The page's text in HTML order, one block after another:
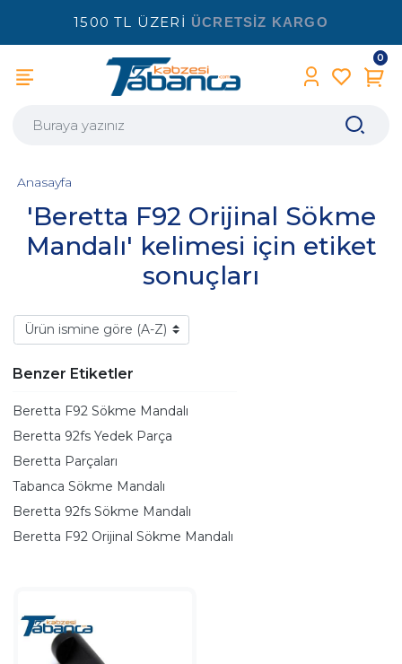
1500 TL ÜZERİ ÜCRETSİZ KARGO
0
'Beretta F92 Orijinal Sökme
Mandalı' kelimesi için etiket
sonuçları
Anasayfa
Benzer Etiketler
Beretta F92 Sökme Mandalı
Beretta 92fs Yedek Parça
Beretta Parçaları
Tabanca Sökme Mandalı
Beretta 92fs Sökme Mandalı
Beretta F92 Orijinal Sökme Mandalı